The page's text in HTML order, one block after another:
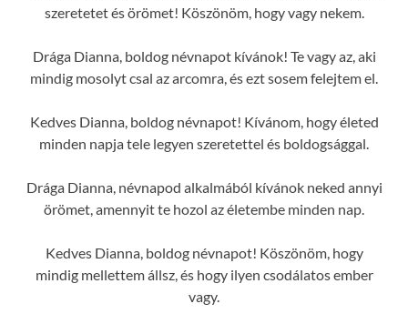
szeretetet és örömet! Köszönöm, hogy vagy nekem.
Drága Dianna, boldog névnapot kívánok! Te vagy az, aki
mindig mosolyt csal az arcomra, és ezt sosem felejtem el.
Kedves Dianna, boldog névnapot! Kívánom, hogy életed
minden napja tele legyen szeretettel és boldogsággal.
Drága Dianna, névnapod alkalmából kívánok neked annyi
örömet, amennyit te hozol az életembe minden nap.
Kedves Dianna, boldog névnapot! Köszönöm, hogy
mindig mellettem állsz, és hogy ilyen csodálatos ember
vagy.